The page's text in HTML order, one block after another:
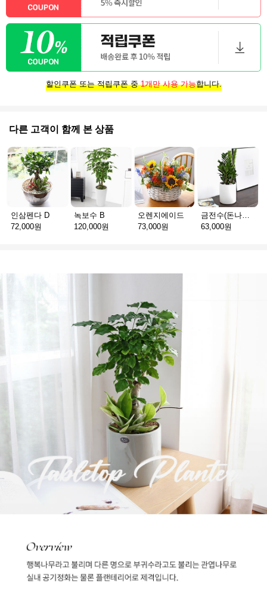
할인쿠폰 또는 적립쿠폰 중1개만 사용 가능합니다.
다른 고객이 함께 본 상품
인삼펜다 D
72,000원
녹보수 B
120,000원
오렌지에이드
73,000원
63,000원